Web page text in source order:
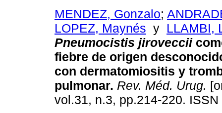
MENDEZ, Gonzalo;
LOPEZ, Maynés y LLAMBI,
Pneumocistis jiroveccii
fiebre de origen
con dermatomiositis y
pulmonar. Rev. Méd. Urug.
vol.31, n.3, pp.214-220.